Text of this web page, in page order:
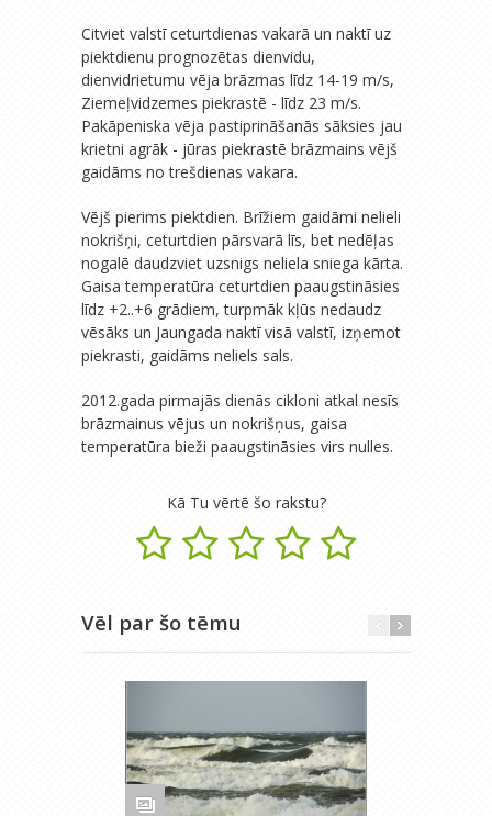
Citviet valstī ceturtdienas vakarā un naktī uz
piektdienu prognozētas dienvidu,
dienvidrietumu vēja brāzmas līdz 14-19 m/s,
Ziemeļvidzemes piekrastē - līdz 23 m/s.
Pakāpeniska vēja pastiprināšanās sāksies jau
krietni agrāk - jūras piekrastē brāzmains vējš
gaidāms no trešdienas vakara.
Vējš pierims piektdien. Brīžiem gaidāmi nelieli
nokrišņi, ceturtdien pārsvarā līs, bet nedēļas
nogalē daudzviet uzsnigs neliela sniega kārta.
Gaisa temperatūra ceturtdien paaugstināsies
līdz +2..+6 grādiem, turpmāk kļūs nedaudz
vēsāks un Jaungada naktī visā valstī, izņemot
piekrasti, gaidāms neliels sals.
2012.gada pirmajās dienās cikloni atkal nesīs
brāzmainus vējus un nokrišņus, gaisa
temperatūra bieži paaugstināsies virs nulles.
Kā Tu vērtē šo rakstu?
Vēl par šo tēmu